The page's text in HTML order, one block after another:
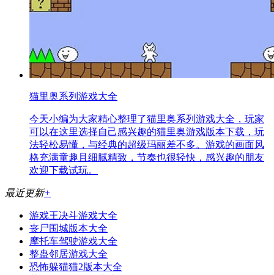
猫里奥系列游戏大全
今天小编为大家精心整理了猫里奥系列游戏大全，玩家
可以在这里选择自己感兴趣的猫里奥游戏版本下载，玩
法轻松易懂，与经典的超级玛丽差不多。游戏的画面风
格充满童趣且细腻精致，节奏也很轻快，感兴趣的朋友
欢迎下载试玩。
最近更新+
游戏王决斗游戏大全
丧尸围城版本大全
摩托车驾驶游戏大全
整蛊邻居游戏大全
恐怖躲猫猫2版本大全